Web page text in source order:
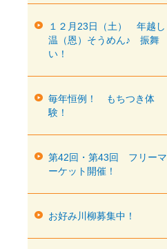
１２月23日（土） 年越し
温（恩）そうめん♪ 振舞
い！
毎年恒例！ もちつき体
験！
第42回・第43回 フリーマ
ーケット開催！
お好み川柳募集中！